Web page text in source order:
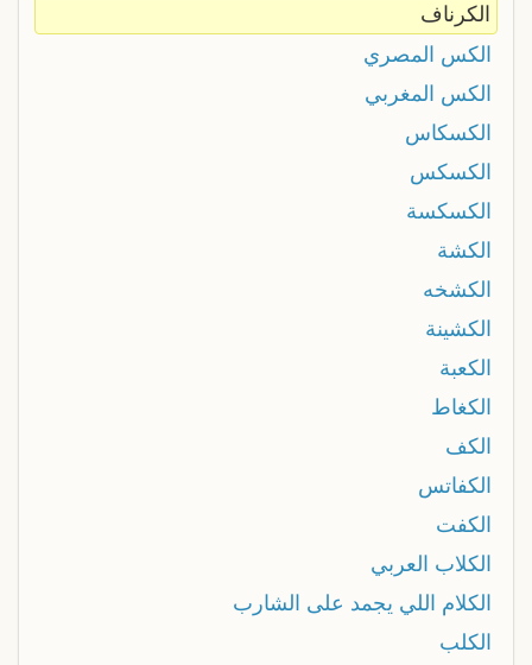
الكرناف
الكس المصري
الكس المغربي
الكسكاس
الكسكس
الكسكسة
الكشة
الكشخه
الكشينة
الكعبة
الكغاط
الكف
الكفاتس
الكفت
الكلاب العربي
الكلام اللي يجمد على الشارب
الكلب